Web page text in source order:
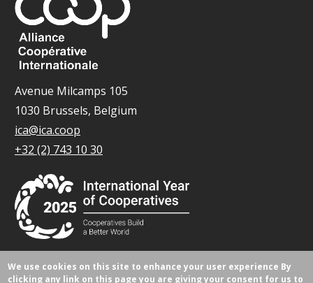
Avenue Milcamps 105
1030 Brussels, Belgium
ica@ica.coop
+32 (2) 743 10 30
© Tous droits réservés 2026.
We use cookies on this site to enhance your user experience By
clicking any link on this page you are giving your consent for us to